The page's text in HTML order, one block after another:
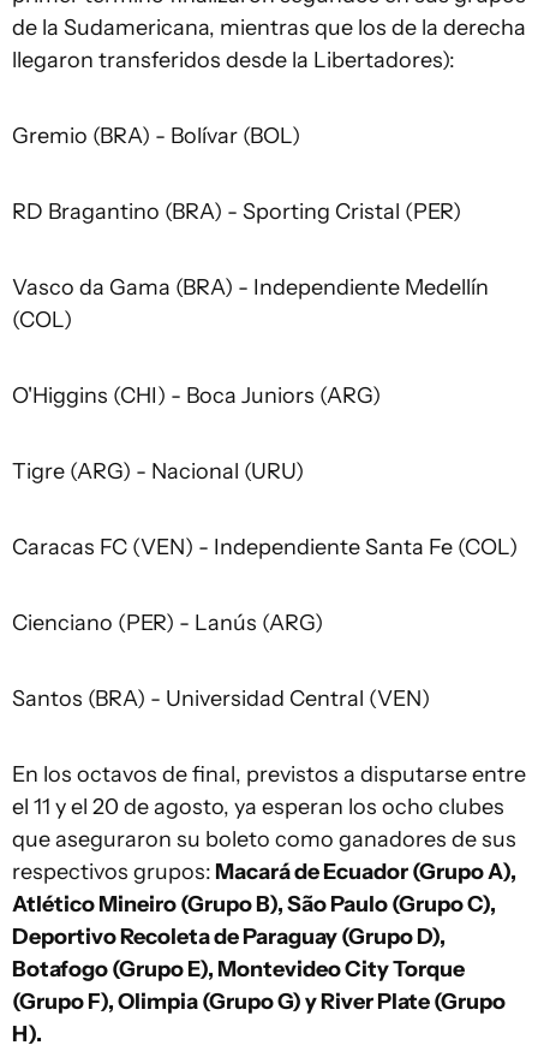
de la Sudamericana, mientras que los de la derecha
llegaron transferidos desde la Libertadores):
Gremio (BRA) - Bolívar (BOL)
RD Bragantino (BRA) - Sporting Cristal (PER)
Vasco da Gama (BRA) - Independiente Medellín
(COL)
O'Higgins (CHI) - Boca Juniors (ARG)
Tigre (ARG) - Nacional (URU)
Caracas FC (VEN) - Independiente Santa Fe (COL)
Cienciano (PER) - Lanús (ARG)
Santos (BRA) - Universidad Central (VEN)
En los octavos de final, previstos a disputarse entre
el 11 y el 20 de agosto, ya esperan los ocho clubes
que aseguraron su boleto como ganadores de sus
respectivos grupos: Macará de Ecuador (Grupo A),
Atlético Mineiro (Grupo B), São Paulo (Grupo C),
Deportivo Recoleta de Paraguay (Grupo D),
Botafogo (Grupo E), Montevideo City Torque
(Grupo F), Olimpia (Grupo G) y River Plate (Grupo
H).